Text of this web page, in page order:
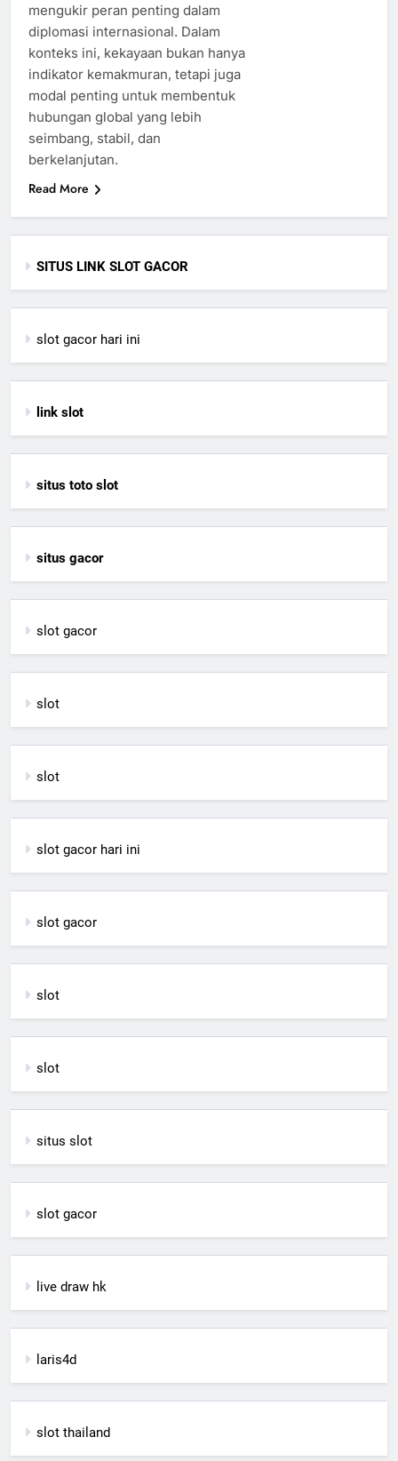
mengukir peran penting dalam
diplomasi internasional. Dalam
konteks ini, kekayaan bukan hanya
indikator kemakmuran, tetapi juga
modal penting untuk membentuk
hubungan global yang lebih
seimbang, stabil, dan
berkelanjutan.
Read More
SITUS LINK SLOT GACOR
slot gacor hari ini
link slot
situs toto slot
situs gacor
slot gacor
slot
slot
slot gacor hari ini
slot gacor
slot
slot
situs slot
slot gacor
live draw hk
laris4d
slot thailand